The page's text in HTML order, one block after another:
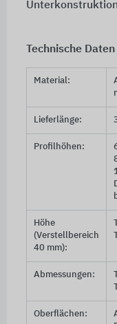
Technische Daten
Material:
Lieferlänge:
Profilhöhen:
Höhe
(Verstellbereich
40 mm):
Abmessungen:
Oberflächen: